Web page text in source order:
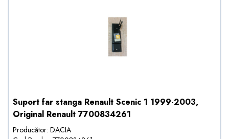
Suport far stanga Renault Scenic 1 1999-2003,
Original Renault 7700834261
Producător: DACIA